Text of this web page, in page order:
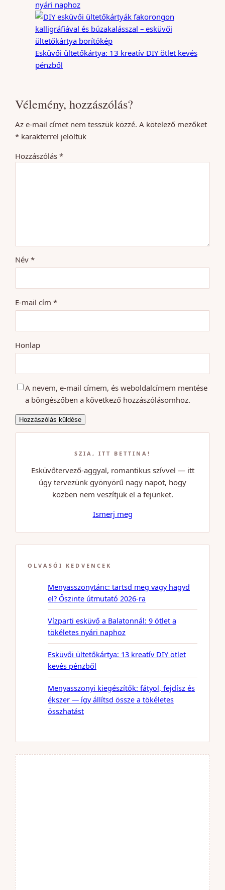
nyári naphoz
Esküvői ültetőkártya: 13 kreatív DIY ötlet kevés
pénzből
Vélemény, hozzászólás?
Az e-mail címet nem tesszük közzé. A kötelező mezőket
* karakterrel jelöltük
Hozzászólás *
Név *
E-mail cím *
Honlap
A nevem, e-mail címem, és weboldalcímem mentése
a böngészőben a következő hozzászólásomhoz.
SZIA, ITT BETTINA!
Esküvőtervező-aggyal, romantikus szívvel — itt
úgy tervezünk gyönyörű nagy napot, hogy
közben nem veszítjük el a fejünket.
Ismerj meg
OLVASÓI KEDVENCEK
Menyasszonytánc: tartsd meg vagy hagyd
el? Őszinte útmutató 2026-ra
Vízparti esküvő a Balatonnál: 9 ötlet a
tökéletes nyári naphoz
Esküvői ültetőkártya: 13 kreatív DIY ötlet
kevés pénzből
Menyasszonyi kiegészítők: fátyol, fejdísz és
ékszer — így állítsd össze a tökéletes
összhatást